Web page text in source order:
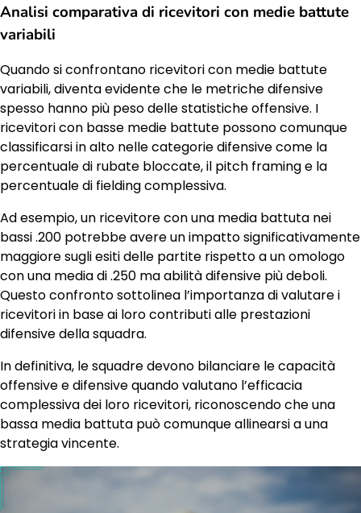
Analisi comparativa di ricevitori con medie battute
variabili
Quando si confrontano ricevitori con medie battute
variabili, diventa evidente che le metriche difensive
spesso hanno più peso delle statistiche offensive. I
ricevitori con basse medie battute possono comunque
classificarsi in alto nelle categorie difensive come la
percentuale di rubate bloccate, il pitch framing e la
percentuale di fielding complessiva.
Ad esempio, un ricevitore con una media battuta nei
bassi .200 potrebbe avere un impatto significativamente
maggiore sugli esiti delle partite rispetto a un omologo
con una media di .250 ma abilità difensive più deboli.
Questo confronto sottolinea l’importanza di valutare i
ricevitori in base ai loro contributi alle prestazioni
difensive della squadra.
In definitiva, le squadre devono bilanciare le capacità
offensive e difensive quando valutano l’efficacia
complessiva dei loro ricevitori, riconoscendo che una
bassa media battuta può comunque allinearsi a una
strategia vincente.